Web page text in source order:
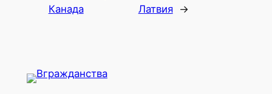
Канада
Латвия
→